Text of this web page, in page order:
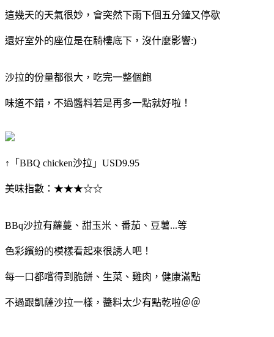
這幾天的天氣很妙，會突然下雨下個五分鐘又停歇
還好室外的座位是在騎樓底下，沒什麼影響:)
沙拉的份量都很大，吃完一整個飽
味道不錯，不過醬料若是再多一點就好啦！
↑「BBQ chicken沙拉」USD9.95
美味指數：★★★☆☆
BBq沙拉有蘿蔓、甜玉米、番茄、豆薯...等
色彩繽紛的模樣看起來很誘人吧！
每一口都嚐得到脆餅、生菜、雞肉，健康滿點
不過跟凱薩沙拉一樣，醬料太少有點乾啦＠＠